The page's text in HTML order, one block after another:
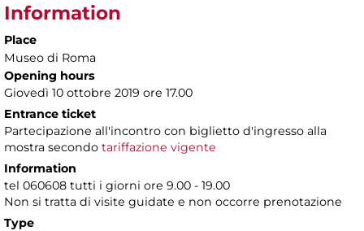
Information
Place
Museo di Roma
Opening hours
Giovedì 10 ottobre 2019 ore 17.00
Entrance ticket
Partecipazione all'incontro con biglietto d'ingresso alla
mostra secondo tariffazione vigente
Information
tel 060608 tutti i giorni ore 9.00 - 19.00
Non si tratta di visite guidate e non occorre prenotazione
Type